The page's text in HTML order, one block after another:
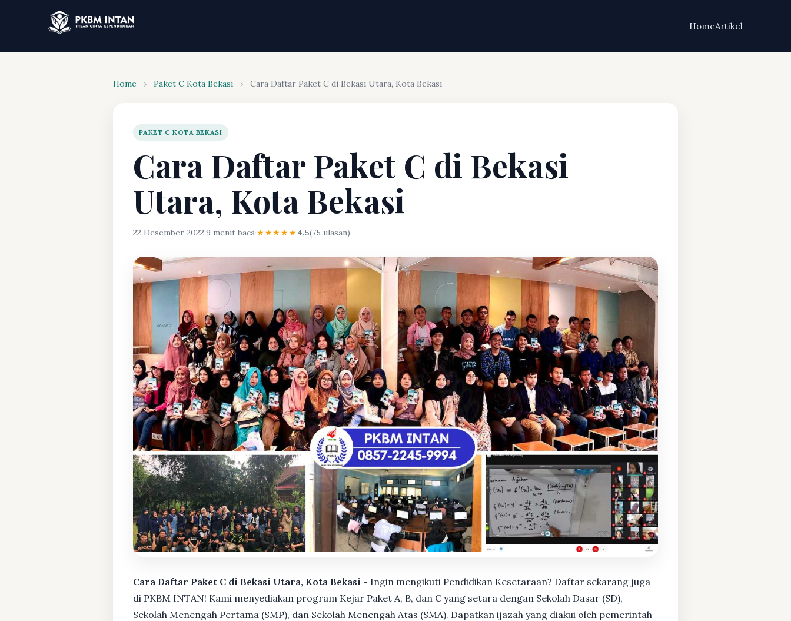
HomeArtikel
Home › Paket C Kota Bekasi › Cara Daftar Paket C di Bekasi Utara, Kota Bekasi
PAKET C KOTA BEKASI
Cara Daftar Paket C di Bekasi
Utara, Kota Bekasi
22 Desember 2022·9 menit baca·★★★★★4.5(75 ulasan)
Cara Daftar Paket C di Bekasi Utara, Kota Bekasi - Ingin mengikuti Pendidikan Kesetaraan? Daftar sekarang juga
di PKBM INTAN! Kami menyediakan program Kejar Paket A, B, dan C yang setara dengan Sekolah Dasar (SD),
Sekolah Menengah Pertama (SMP), dan Sekolah Menengah Atas (SMA). Dapatkan ijazah yang diakui oleh pemerintah